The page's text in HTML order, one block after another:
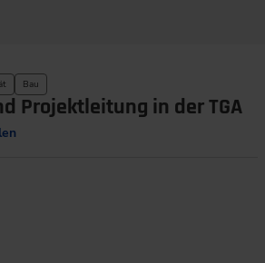
Bau
Projektleitung in der TGA